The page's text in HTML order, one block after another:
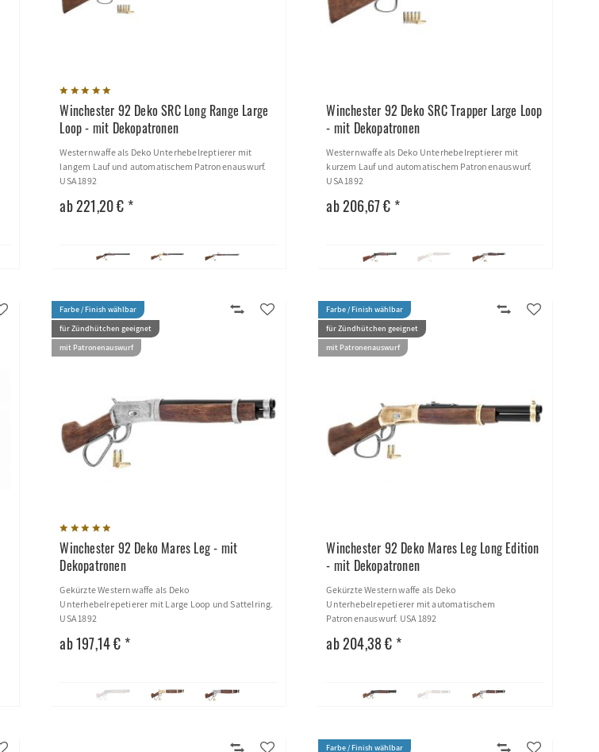
Winchester 92 Deko SRC Long Range Large
Loop - mit Dekopatronen
Westernwaffe als Deko Unterhebelreptierer mit
langem Lauf und automatischem Patronenauswurf.
USA 1892
ab 221,20 € *
Winchester 92 Deko SRC Trapper Large Loop
- mit Dekopatronen
Westernwaffe als Deko Unterhebelreptierer mit
kurzem Lauf und automatischem Patronenauswurf.
USA 1892
ab 206,67 € *
Farbe / Finish wählbar
für Zündhütchen geeignet
mit Patronenauswurf
Winchester 92 Deko Mares Leg - mit
Dekopatronen
Gekürzte Westernwaffe als Deko
Unterhebelrepetierer mit Large Loop und Sattelring.
USA 1892
ab 197,14 € *
Farbe / Finish wählbar
für Zündhütchen geeignet
mit Patronenauswurf
Winchester 92 Deko Mares Leg Long Edition
- mit Dekopatronen
Gekürzte Westernwaffe als Deko
Unterhebelrepetierer mit automatischem
Patronenauswurf. USA 1892
ab 204,38 € *
Farbe / Finish wählbar